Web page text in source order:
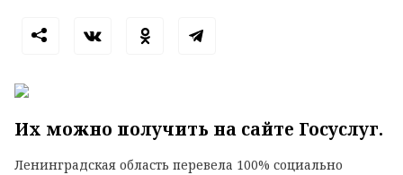
Их можно получить на сайте Госуслуг.
Ленинградская область перевела 100% социально